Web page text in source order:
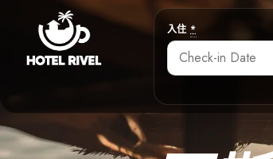
入住*